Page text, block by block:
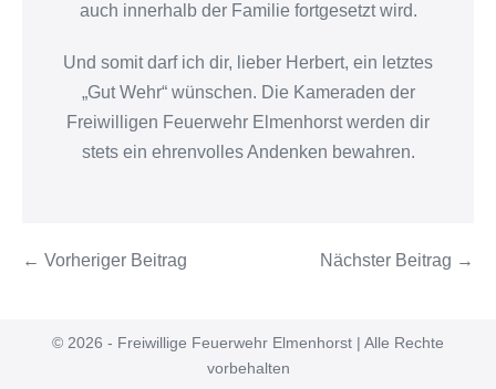
auch innerhalb der Familie fortgesetzt wird.
Und somit darf ich dir, lieber Herbert, ein letztes
„Gut Wehr“ wünschen. Die Kameraden der
Freiwilligen Feuerwehr Elmenhorst werden dir
stets ein ehrenvolles Andenken bewahren.
← Vorheriger Beitrag Nächster Beitrag →
© 2026 - Freiwillige Feuerwehr Elmenhorst | Alle Rechte
vorbehalten